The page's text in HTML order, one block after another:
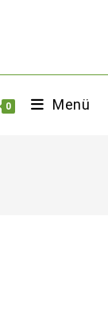
0 Menü